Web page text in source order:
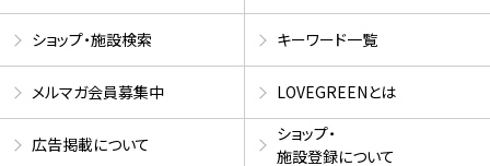
ショップ・施設検索 キーワード一覧
メルマガ会員募集中 LOVEGREENとは
広告掲載について
ショップ・
施設登録について